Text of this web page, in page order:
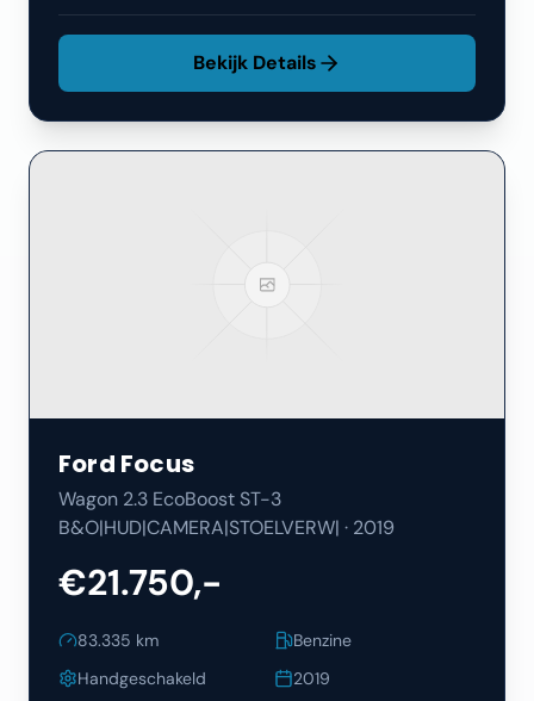
Bekijk Details
Ford Focus
Wagon 2.3 EcoBoost ST-3
B&O|HUD|CAMERA|STOELVERW| · 2019
€21.750,-
83.335 km
Benzine
Handgeschakeld
2019